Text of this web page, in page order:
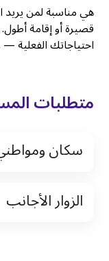
هي مناسبة لمن يريد
قصيرة أو إقامة أطول.
احتياجاتك
متطلبات
سكان
نسخة من تأشيرة
الزوار الأجانب